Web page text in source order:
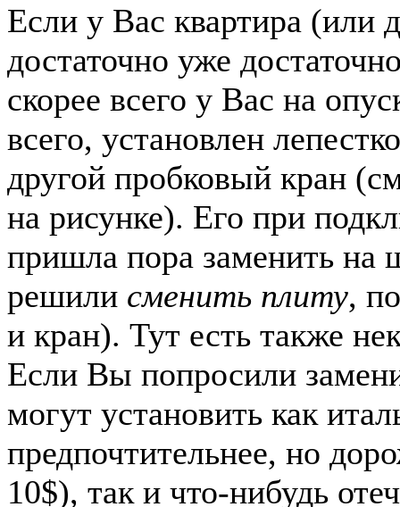
Если у Вас квартира (или
достаточно уже
скорее всего у Вас на
всего, установлен
другой пробковый кран
на рисунке). Его при
пришла пора заменить на
решили сменить плиту,
и кран). Тут есть также
Если Вы попросили
могут установить как
предпочтительнее, но
10$), так и что-нибудь